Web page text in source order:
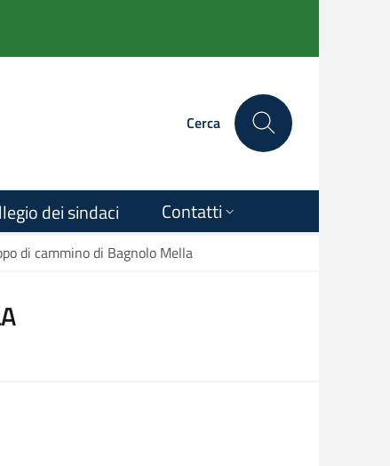
Cerca
dei sindaci Contatti
di cammino di Bagnolo Mella